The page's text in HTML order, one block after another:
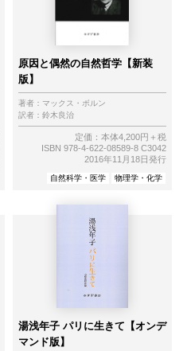
原因と偶然の自然哲学【新装
版】
著者： マックス・ボルン
訳者： 鈴木良治
定価：本体4,200円＋税
ISBN 978-4-622-08589-8 C3042
2016年11月18日発行
自然科学・医学 物理学・化学
湯浅年子 パリに生きて【オンデ
マンド版】